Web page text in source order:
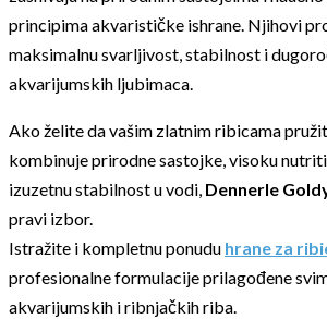
principima akvarističke ishrane. Njihovi
maksimalnu svarljivost, stabilnost i
akvarijumskih ljubimaca.
Ako želite da vašim zlatnim ribicama
kombinuje prirodne sastojke, visoku
izuzetnu stabilnost u vodi, Dennerle
pravi izbor.
Istražite i kompletnu ponudu hrane za
profesionalne formulacije prilagođene
akvarijumskih i ribnjačkih riba.